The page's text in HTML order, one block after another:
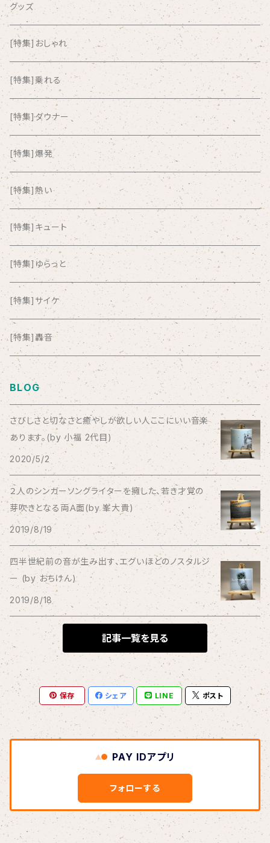
airlie
AKUTAGAWA FANCLUB
ALKASILKA
all about paradise
ALL ITEM 10 TIMES
Amia Calva
Amsterdamned
ANYO
And Summer Club
anticlockwise
Aysula
Bad Operation
Bagus!
BBBBBBB
The BEG
The Beths
THE BLACK SHANSONS
BLONDnewHALF
Blondy
BOAR HUNTER
bud&harbor
Bulbs Of Passion
B玉
グッズ
[特集]おしゃれ
[特集]乗れる
[特集]ダウナー
[特集]爆発
[特集]熱い
[特集]キュート
[特集]ゆらっと
[特集]サイケ
[特集]轟音
BLOG
さびしさと切なさと癒やしが欲しい人ここにいい音楽
あります。(by 小福 2代目)
2020/5/2
２人のシンガーソングライターを擁した、若き才覚の
芽吹きとなる両Ａ面(by 峯大貴)
2019/8/19
四半世紀前の音が生み出す、エグいほどのノスタルジ
ー (by おちけん)
2019/8/18
記事一覧を見る
保存 シェア LINE ポスト
PAY IDアプリ
フォローする